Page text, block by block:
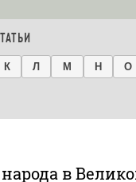
К Л М Н О
в